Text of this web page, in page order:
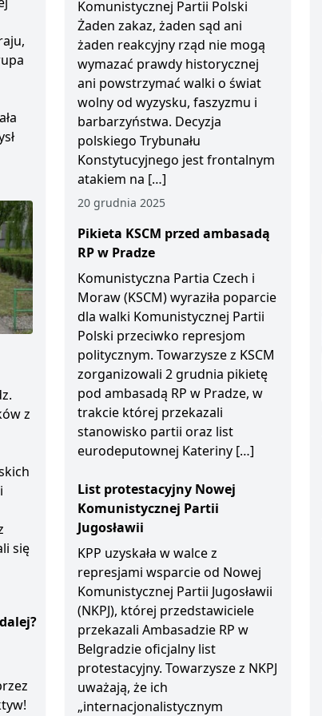
z
się
Komunistycznej Partii Polski
Żaden zakaz, żaden sąd ani
żaden reakcyjny rząd nie mogą
wymazać prawdy historycznej
ani powstrzymać walki o świat
wolny od wyzysku, faszyzmu i
barbarzyństwa. Decyzja
polskiego Trybunału
Konstytucyjnego jest frontalnym
atakiem na […]
20 grudnia 2025
Pikieta KSCM przed ambasadą
RP w Pradze
Komunistyczna Partia Czech i
Moraw (KSCM) wyraziła poparcie
dla walki Komunistycznej Partii
Polski przeciwko represjom
politycznym. Towarzysze z KSCM
zorganizowali 2 grudnia pikietę
pod ambasadą RP w Pradze, w
trakcie której przekazali
stanowisko partii oraz list
eurodeputownej Kateriny […]
List protestacyjny Nowej
Komunistycznej Partii
Jugosławii
KPP uzyskała w walce z
represjami wsparcie od Nowej
Komunistycznej Partii Jugosławii
(NKPJ), której przedstawiciele
przekazali Ambasadzie RP w
Belgradzie oficjalny list
protestacyjny. Towarzysze z NKPJ
uważają, że ich
„internacjonalistycznym